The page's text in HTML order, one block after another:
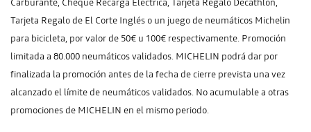
Tarjeta Regalo de El Corte Inglés o un juego de neumáticos Michelin
para bicicleta, por valor de 50€ u 100€ respectivamente. Promoción
limitada a 80.000 neumáticos validados. MICHELIN podrá dar por
finalizada la promoción antes de la fecha de cierre prevista una vez
alcanzado el límite de neumáticos validados. No acumulable a otras
promociones de MICHELIN en el mismo periodo.